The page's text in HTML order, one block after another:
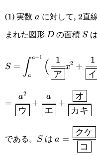
(1) 実数 a に対して, 2直
まれた図形D
D の面積 S
S は
\displaystyle
{\boxed{\text{ア
{\boxed{\text{イ
S = ∫a
a+1 ( ア
1
x2 +
イ
1
{\boxed{\text{エ
{\boxed{\text{カキ}}}
=
ウ
a2
+
エ
a
+
カキ
オ
である。 S
S は a =
コ
クケ